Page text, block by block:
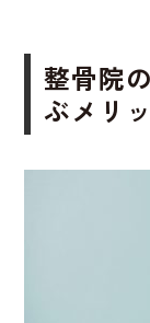
整骨院
ぶメリ